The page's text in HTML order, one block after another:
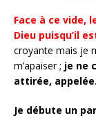
Face à ce vide,
Dieu puisqu’il
croyante mais je
m’apaiser ; je ne
attirée, appelée.
Je débute un